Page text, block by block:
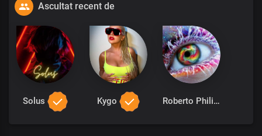
Ascultat recent de
Solus Kygo Roberto Philips